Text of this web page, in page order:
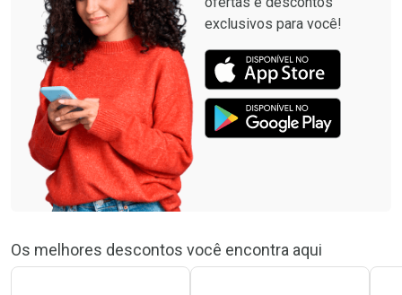
exclusivos para você!
Os melhores descontos você encontra aqui